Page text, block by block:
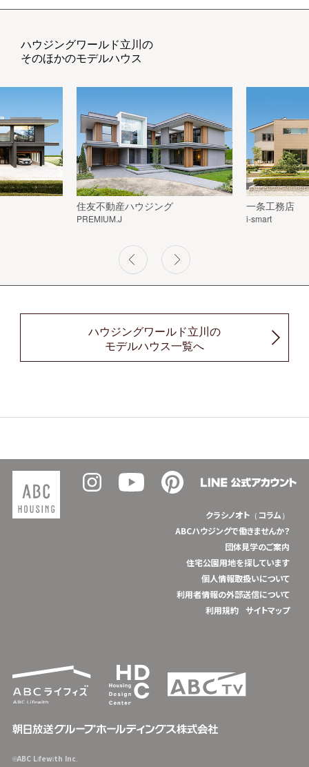
ハウジングワールド立川の
そのほかのモデルハウス
住友不動産ハウジング
PREMIUM.J
一条工務店
i-smart
ハウジングワールド立川の
モデルハウス一覧へ
クラシノオト（コラム）
ABCハウジングで働きませんか？
団体見学のご案内
住宅公園用地を探しています
個人情報取扱いについて
利用者情報の外部送信について
利用規約
サイトマップ
©ABC Lifewith Inc.